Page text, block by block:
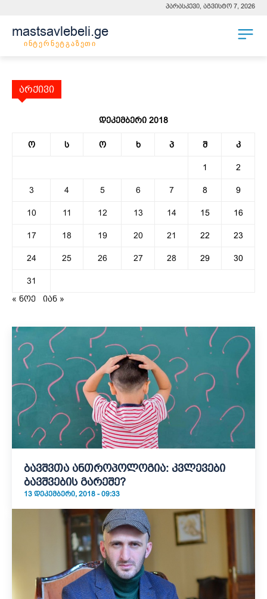
პარასკევი, აგვისტო 7, 2026
mastsavlebeli.ge
ინტერნეტგაზეთი
არქივი
დეკემბერი 2018
ო ს ო ხ პ შ კ
1 2
3 4 5 6 7 8 9
10 11 12 13 14 15 16
17 18 19 20 21 22 23
24 25 26 27 28 29 30
31
« ნოე
იან »
ბავშვთა ანთროპოლოგია: კვლევები
ბავშვების გარეშე?
13 ᲓᲔᲙᲔᲛᲑᲔᲠᲘ, 2018 - 09:33